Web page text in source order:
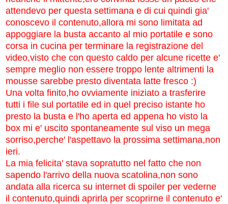
attendevo per questa settimana e di cui quindi gia'
conoscevo il contenuto,allora mi sono limitata ad
appoggiare la busta accanto al mio portatile e sono
corsa in cucina per terminare la registrazione del
video,visto che con questo caldo per alcune ricette e'
sempre meglio non essere troppo lente altrimenti la
mousse sarebbe presto diventata latte fresco :)
Una volta finito,ho ovviamente iniziato a trasferire
tutti i file sul portatile ed in quel preciso istante ho
presto la busta e l'ho aperta ed appena ho visto la
box mi e' uscito spontaneamente sul viso un mega
sorriso,perche' l'aspettavo la prossima settimana,non
ieri.
La mia felicita' stava sopratutto nel fatto che non
sapendo l'arrivo della nuova scatolina,non sono
andata alla ricerca su internet di spoiler per vederne
il contenuto,quindi aprirla per scoprirne il contenuto e'